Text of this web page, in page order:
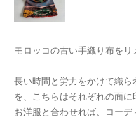
モロッコの古い手織り布を
長い時間と労力をかけて織ら
を、こちらはそれぞれの面に
お洋服と合わせれば、コーデ